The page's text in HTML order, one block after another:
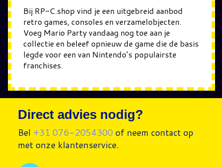
Bij RP-C.shop vind je een uitgebreid aanbod
retro games, consoles en verzamelobjecten.
Voeg Mario Party vandaag nog toe aan je
collectie en beleef opnieuw de game die de basis
legde voor een van Nintendo’s populairste
franchises.
Direct advies nodig?
Bel +31 076-2054300 of neem contact op
met onze klantenservice.